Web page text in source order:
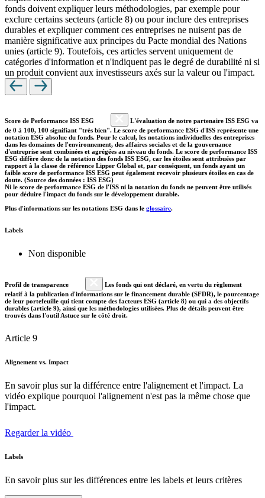
fonds doivent expliquer leurs méthodologies, par exemple pour
exclure certains secteurs (article 8) ou pour inclure des entreprises
durables et expliquer comment ces entreprises ne nuisent pas de
manière significative aux principes du Pacte mondial des Nations
unies (article 9). Toutefois, ces articles servent uniquement de
catégories d'information et n'indiquent pas le degré de durabilité ni si
un produit convient aux investisseurs axés sur la valeur ou l'impact.
Score de Performance ISS ESG
L'évaluation de notre partenaire ISS ESG va
de 0 à 100, 100 signifiant "très bien". Le score de performance ESG d'ISS représente une
notation ESG absolue du fonds. Pour le calcul, les notations individuelles des entreprises
dans les domaines de l'environnement, des affaires sociales et de la gouvernance
d'entreprise sont combinées et agrégées au niveau du fonds. Le score de performance ISS
ESG diffère donc de la notation des fonds ISS ESG, car les étoiles sont attribuées par
rapport à la classe de référence Lipper Global et, par conséquent, un fonds ayant un
faible score de performance ISS ESG peut également recevoir plusieurs étoiles en cas de
doute. (Source des données : ISS ESG)
Ni le score de performance ESG de l'ISS ni la notation du fonds ne peuvent être utilisés
pour déduire l'impact du fonds sur le développement durable.
Plus d'informations sur les notations ESG dans le glossaire.
Labels
Non disponible
Profil de transparence
Les fonds qui ont déclaré, en vertu du règlement
relatif à la publication d'informations sur le financement durable (SFDR), le pourcentage
de leur portefeuille qui tient compte des facteurs ESG (article 8) ou qui a des objectifs
durables (article 9), ainsi que les méthodologies utilisées. Plus de détails peuvent être
trouvés dans l'outil Astuce sur le côté droit.
Article 9
Alignement vs. Impact
En savoir plus sur la différence entre l'alignement et l'impact. La
vidéo explique pourquoi l'alignement n'est pas la même chose que
l'impact.
Regarder la vidéo
Labels
En savoir plus sur les différences entre les labels et leurs critères